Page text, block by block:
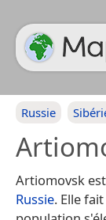
Russie
Artiomovsk
Russie. Elle